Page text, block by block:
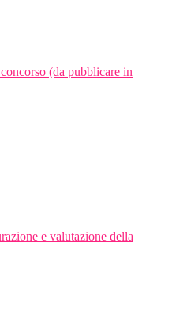
(da pubblicare in
e valutazione della